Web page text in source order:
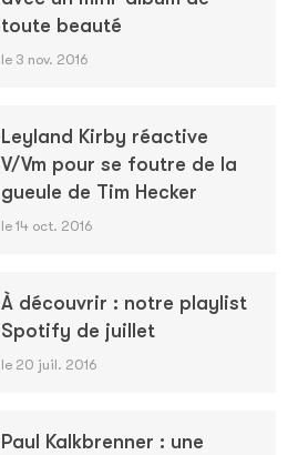
toute beauté
le 3 nov. 2016
Leyland Kirby réactive
V/Vm pour se foutre de la
gueule de Tim Hecker
le 14 oct. 2016
À découvrir : notre playlist
Spotify de juillet
le 20 juil. 2016
Paul Kalkbrenner : une